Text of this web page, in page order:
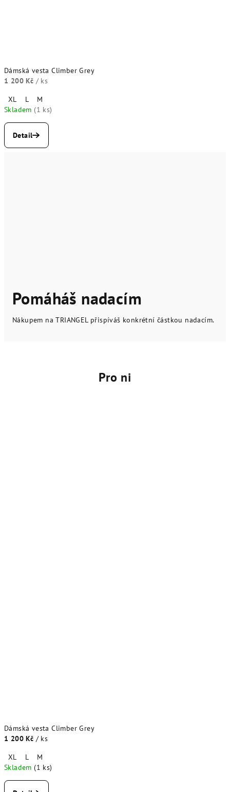
Dámská vesta Climber Grey
1 200 Kč / ks
XL
L
M
Skladem (1 ks)
Detail
Pomáháš nadacím
Nákupem na TRIANGEL přispíváš konkrétní částkou nadacím.
Pro ni
Dámská vesta Climber Grey
1 200 Kč / ks
XL
L
M
Skladem(1 ks)